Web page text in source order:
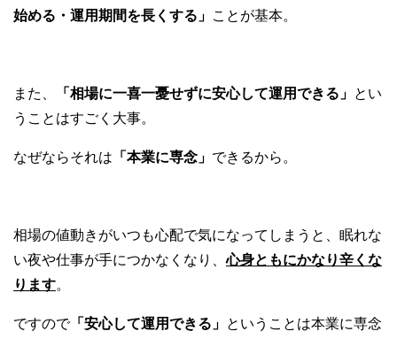
始める・運用期間を長くする」 ことが基本。
また、 「相場に一喜一憂せずに安心して運用できる」 とい
うことはすごく大事。
なぜならそれは 「本業に専念」 できるから。
相場の値動きがいつも心配で気になってしまうと、眠れな
い夜や仕事が手につかなくなり、心身ともにかなり辛くな
ります。
ですので「安心して運用できる」 ということは本業に専念